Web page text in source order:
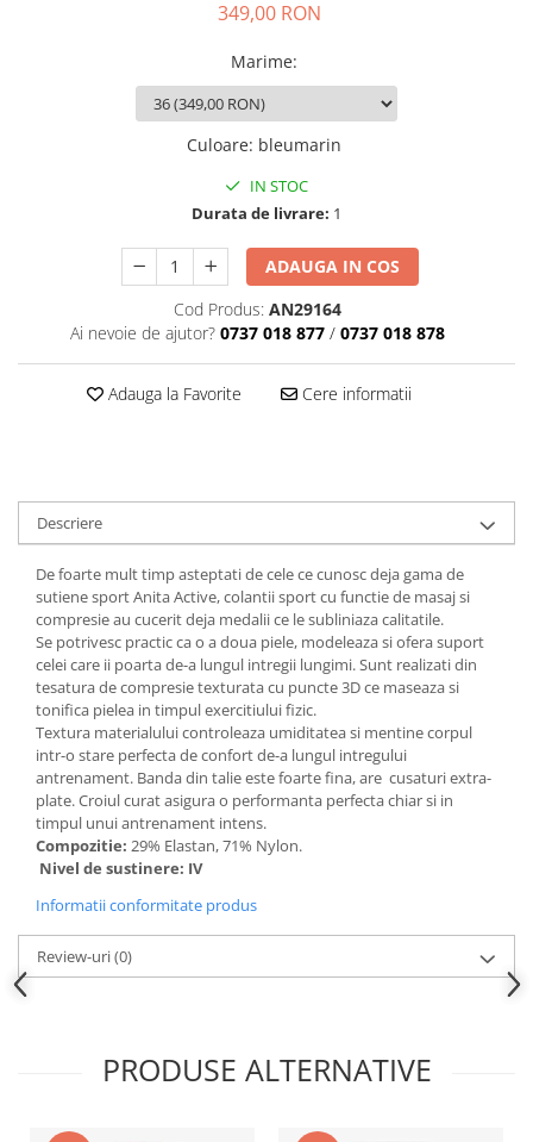
349,00 RON
Marime:
Culoare: bleumarin
IN STOC
Durata de livrare: 1
ADAUGA IN COS
Cod Produs: AN29164
Ai nevoie de ajutor? 0737 018 877 / 0737 018 878
Adauga la Favorite Cere informatii
Descriere
De foarte mult timp asteptati de cele ce cunosc deja gama de
sutiene sport Anita Active, colantii sport cu functie de masaj si
compresie au cucerit deja medalii ce le subliniaza calitatile.
Se potrivesc practic ca o a doua piele, modeleaza si ofera suport
celei care ii poarta de-a lungul intregii lungimi. Sunt realizati din
tesatura de compresie texturata cu puncte 3D ce maseaza si
tonifica pielea in timpul exercitiului fizic.
Textura materialului controleaza umiditatea si mentine corpul
intr-o stare perfecta de confort de-a lungul intregului
antrenament. Banda din talie este foarte fina, are cusaturi extra-
plate. Croiul curat asigura o performanta perfecta chiar si in
timpul unui antrenament intens.
Compozitie: 29% Elastan, 71% Nylon.
Nivel de sustinere: IV
Informatii conformitate produs
Review-uri(0)
PRODUSE ALTERNATIVE